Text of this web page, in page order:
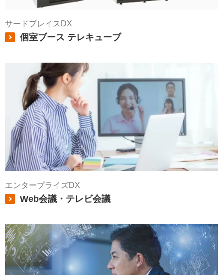
サードプレイスDX
個室ブース テレキューブ
エンタープライズDX
Web会議・テレビ会議